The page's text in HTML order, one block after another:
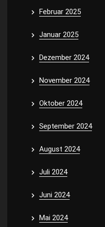
Februar 2025
Januar 2025
Dezember 2024
November 2024
Oktober 2024
September 2024
August 2024
Juli 2024
Juni 2024
Mai 2024